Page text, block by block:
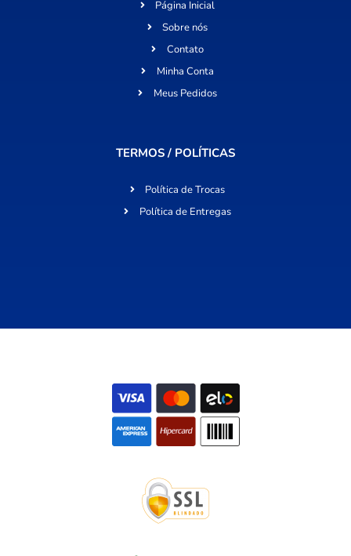
Página Inicial
Sobre nós
Contato
Minha Conta
Meus Pedidos
TERMOS / POLÍTICAS
Política de Trocas
Política de Entregas